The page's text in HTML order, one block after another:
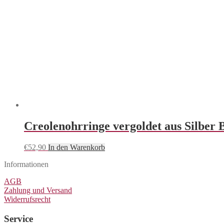
Creolenohrringe vergoldet aus Silber
€52,90 In den Warenkorb
Informationen
AGB
Zahlung und Versand
Widerrufsrecht
Service